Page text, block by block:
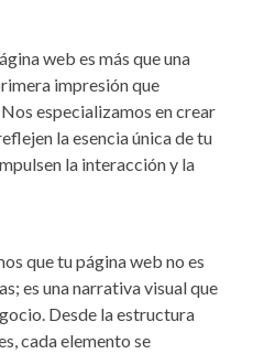
web es más que una
impresión que
especializamos en crear
la esencia única de tu
la interacción y la
que tu página web no es
es una narrativa visual que
Desde la estructura
cada elemento se